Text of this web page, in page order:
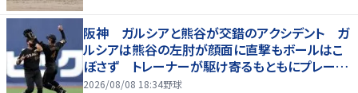
阪神 ガルシアと熊谷が交錯のアクシデント ガ
ルシアは熊谷の左肘が顔面に直撃もボールはこ
ぼさず トレーナーが駆け寄るもともにプレー続
行 直後に３連打食らう
2026/08/08 18:34野球